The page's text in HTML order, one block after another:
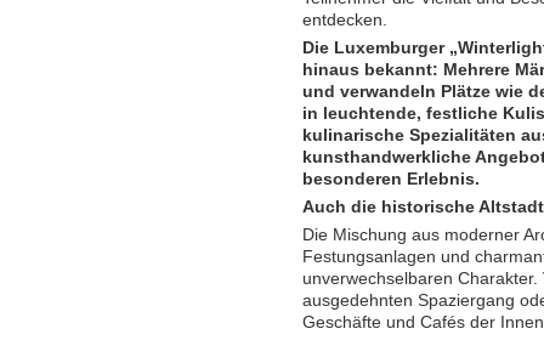
entdecken.
Die Luxemburger
hinaus bekannt: Mehrere
und verwandeln Plätze wie
in leuchtende, festliche
kulinarische Spezialitäten
kunsthandwerkliche
besonderen Erlebnis.
Auch die historische
Die Mischung aus moderner
Festungsanlagen und
unverwechselbaren
ausgedehnten Spaziergang
Geschäfte und Cafés der